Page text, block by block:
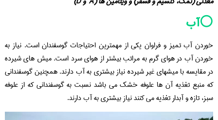
⚪️آب
خوردن آب تمیز و فراوان یکی از مهمترین احتیاجات گوسفندان است. نیاز به
خوردن آب در هوای گرم به مراتب بیشتر از هوای سرد است. میش های شیرده
در مقایسه با میشهای غیر شیرده نیاز بیشتری به آب دارند. همچنین گوسفندانی
که منبع تغذیه آن ها علوفه خشک می باشد نسبت به گوسفندانی که از علوفه
سبز، تازه و آبدار تغذیه می کنند نیاز بیشتری به آب دارند.